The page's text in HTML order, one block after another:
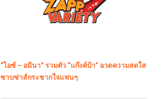
“ไอซ์ – อมีนา” รวมตัว “แก๊งค์ป้า” อวดความสดใส
ซาบซ่าส์กระชากใจแฟนๆ